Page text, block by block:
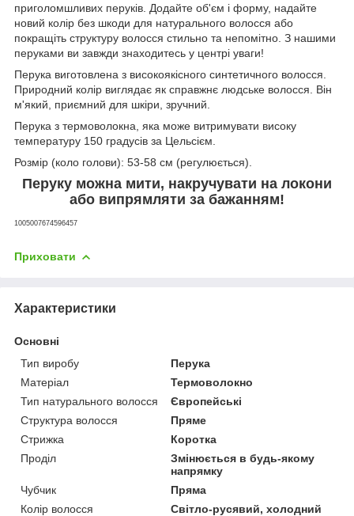
приголомшливих перуків. Додайте об'єм і форму, надайте
новий колір без шкоди для натурального волосся або
покращіть структуру волосся стильно та непомітно. З нашими
перуками ви завжди знаходитесь у центрі уваги!
Перука виготовлена ​​з високоякісного синтетичного волосся.
Природний колір виглядає як справжнє людське волосся. Він
м'який, приємний для шкіри, зручний.
Перука з термоволокна, яка може витримувати високу
температуру 150 градусів за Цельсієм.
Розмір (коло голови): 53-58 см (регулюється).
Перуку можна мити, накручувати на локони
або випрямляти за бажанням!
1005007674596457
Приховати
Характеристики
Основні
Тип виробу
Перука
Матеріал
Термоволокно
Тип натурального волосся
Європейські
Структура волосся
Пряме
Стрижка
Коротка
Проділ
Змінюється в будь-якому
напрямку
Чубчик
Пряма
Колір волосся
Світло-русявий, холодний